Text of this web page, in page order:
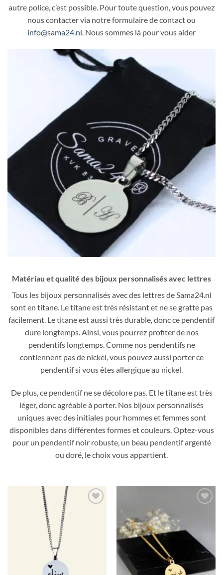
autre police, c’est possible. Pour toute question, vous pouvez
nous contacter via notre formulaire de contact ou
info@sama24.nl. Nous sommes là pour vous aider
Matériau et qualité des bijoux personnalisés avec lettres
Tous les bijoux personnalisés avec des lettres de Sama24.nl
sont en titane. Le titane est très résistant et ne se gratte pas
facilement. Le titane est aussi très durable, donc ce pendentif
dure longtemps. Ainsi, vous pourrez profiter de nos
pendentifs longtemps. Comme nos pendentifs ne
contiennent pas de nickel, vous pouvez aussi porter ce
pendentif si vous êtes allergique au nickel.
De plus, ce pendentif ne se décolore pas. Et le titane est très
léger, donc agréable à porter. Nos bijoux personnalisés
uniques avec des initiales pour hommes et femmes sont
disponibles dans différentes formes et couleurs. Optez-vous
pour un pendentif noir robuste, un beau pendentif argenté
ou doré, le choix vous appartient.
souhaits